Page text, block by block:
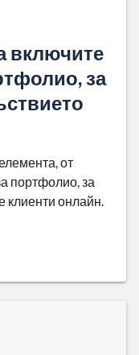
включите
за
от
портфолио, за
клиенти онлайн.